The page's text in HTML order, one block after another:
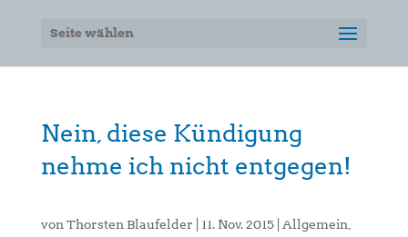
Seite wählen
Nein, diese Kündigung
nehme ich nicht entgegen!
von Thorsten Blaufelder 11. Nov. 2015| Allgemein